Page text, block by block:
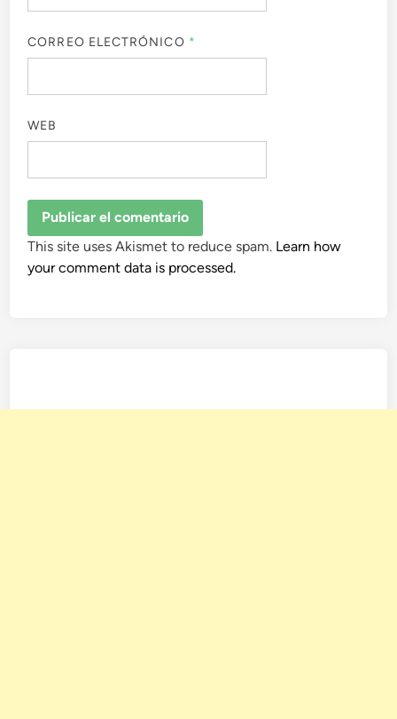
CORREO ELECTRÓNICO *
WEB
This site uses Akismet to reduce spam. Learn how
your comment data is processed.